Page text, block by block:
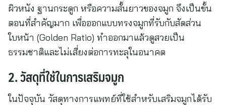
ผิวหนัง ฐานกระดูก หรือความสั้นยาวของจมูก จึงเป็นขั้น
ตอนที่สำคัญมาก เพื่อออกแบบทรงจมูกที่รับกับสัดส่วน
ใบหน้า (Golden Ratio) ทำออกมาแล้วดูสวยเป็น
ธรรมชาติและไม่เสี่ยงต่อการทะลุในอนาคต
2. วัสดุที่ใช้ในการเสริมจมูก
ในปัจจุบัน วัสดุทางการแพทย์ที่ใช้สำหรับเสริมจมูกได้รับ